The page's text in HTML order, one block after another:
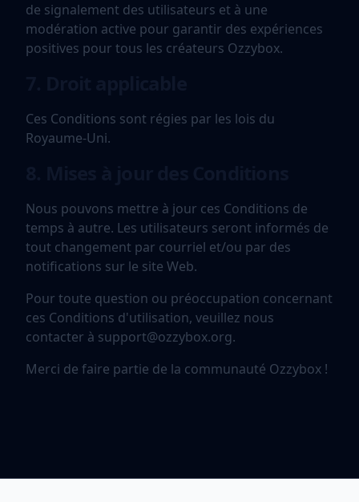
de signalement des utilisateurs et à une
modération active pour garantir des expériences
positives pour tous les créateurs Ozzybox.
Ces Conditions sont régies par les lois du
Royaume-Uni.
Nous pouvons mettre à jour ces Conditions de
temps à autre. Les utilisateurs seront informés de
tout changement par courriel et/ou par des
notifications sur le site Web.
Pour toute question ou préoccupation concernant
ces Conditions d'utilisation, veuillez nous
contacter à support@ozzybox.org.
Merci de faire partie de la communauté Ozzybox !